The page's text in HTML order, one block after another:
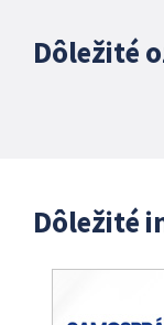
Dôležité
Dôležité